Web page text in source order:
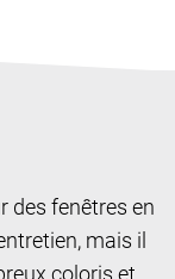
des fenêtres en
mais il
coloris et